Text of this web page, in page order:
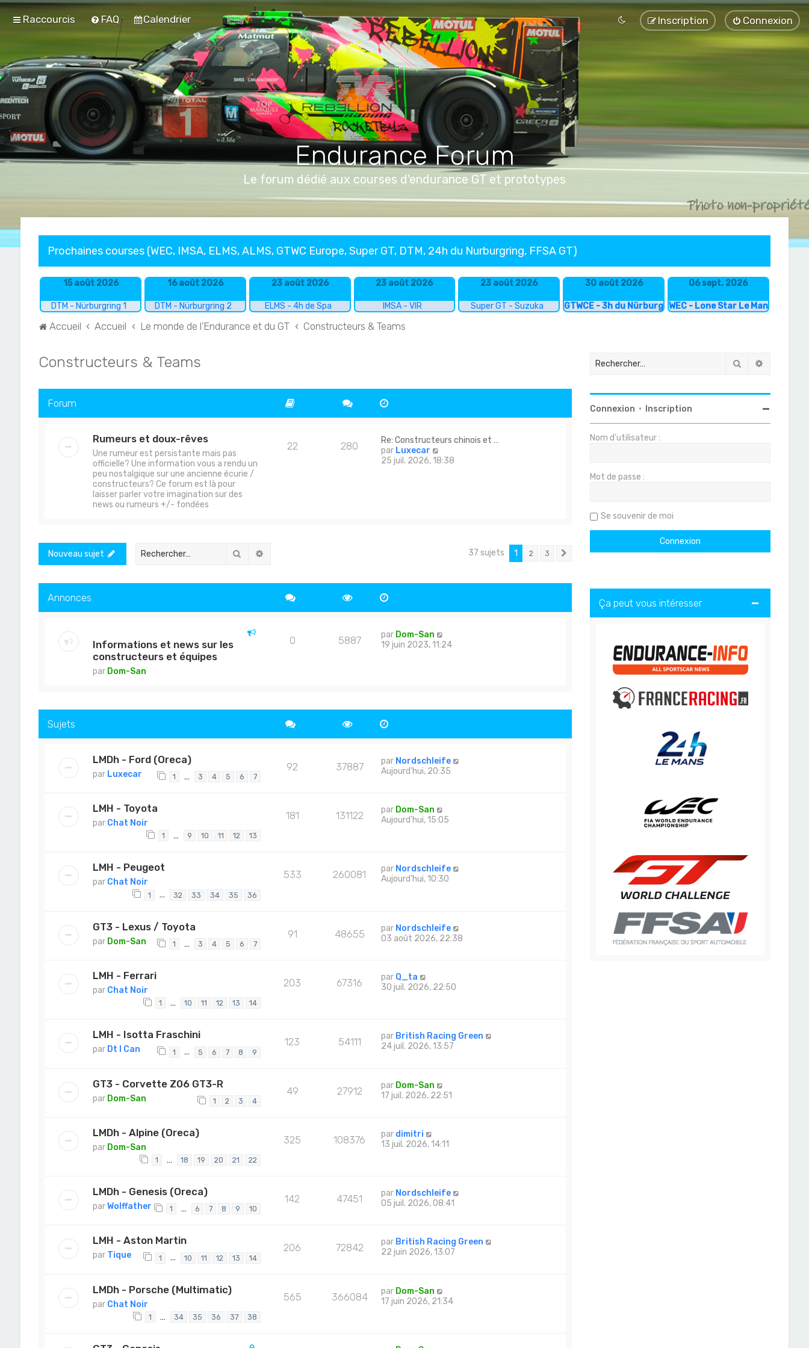
Raccourcis FAQ Calendrier Connexion
Inscription
Endurance Forum
Le forum dédié aux courses d'endurance GT et prototypes
Prochaines courses (WEC, IMSA, ELMS, ALMS, GTWC Europe, Super GT, DTM, 24h du Nurburgring, FFSA GT)
15 août 2026
DTM - Nürburgring 1
16 août 2026
DTM - Nürburgring 2
23 août 2026
ELMS - 4h de Spa
23 août 2026
IMSA - VIR
23 août 2026
Super GT - Suzuka
30 août 2026
GTWCE - 3h du Nürburgring
06 sept. 2026
WEC - Lone Star Le Mans
Accueil Accueil Le monde de l'Endurance et du GT Constructeurs & Teams
Constructeurs & Teams
Forum
Rumeurs et doux-rêves
Une rumeur est persistante mais pas
officielle? Une information vous a rendu un
peu nostalgique sur une ancienne écurie /
constructeurs? Ce forum est là pour
laisser parler votre imagination sur des
news ou rumeurs +/- fondées
22 280
Re: Constructeurs chinois et …
par Luxecar
o
r
e
m
e
25 juil. 2026, 18:38
Nouveau sujet Rechercher 37 sujets 1 2 3 Suivant
Annonces
Informations et news sur les
constructeurs et équipes
par Dom-San
0 5887 par Dom-San
19 juin 2023, 11:24
Sujets
LMDh - Ford (Oreca)
par Luxecar 1 … 3 4 5 6 7
92 37887 par Nordschleife
Aujourd’hui, 20:35
LMH - Toyota
par Chat Noir
1 … 9 10 11 12 13
181 131122 par Dom-San
Aujourd’hui, 15:05
LMH - Peugeot
par Chat Noir
1 … 32 33 34 35 36
533 260081 par Nordschleife
Aujourd’hui, 10:30
GT3 - Lexus / Toyota
par Dom-San 1 … 3 4 5 6 7
91 48655 par Nordschleife
03 août 2026, 22:38
LMH - Ferrari
par Chat Noir
1 … 10 11 12 13 14
203 67316 par Q_ta
30 juil. 2026, 22:50
LMH - Isotta Fraschini
par Dt I Can 1 … 5 6 7 8 9
123 54111 par British Racing Green
24 juil. 2026, 13:57
GT3 - Corvette Z06 GT3-R
par Dom-San 1 2 3 4
49 27912 par Dom-San
17 juil. 2026, 22:51
LMDh - Alpine (Oreca)
par Dom-San
1 … 18 19 20 21 22
325 108376 par dimitri
13 juil. 2026, 14:11
LMDh - Genesis (Oreca)
parWolffather 1 … 6 7 8 9 10
142 47451 par Nordschleife
05 juil. 2026, 08:41
LMH - Aston Martin
par Tique 1 … 10 11 12 13 14
206 72842 par British Racing Green
22 juin 2026, 13:07
LMDh - Porsche (Multimatic)
par Chat Noir
1 … 34 35 36 37 38
565 366084 par Dom-San
17 juin 2026, 21:34
Rechercher
Connexion • Inscription
Nom d’utilisateur :
Mot de passe :
Se souvenir de moi
Ça peut vous intéresser